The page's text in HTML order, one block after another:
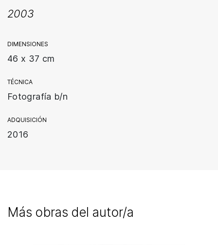
2003
DIMENSIONES
46 x 37 cm
TÉCNICA
Fotografía b/n
ADQUISICIÓN
2016
Más obras del autor/a